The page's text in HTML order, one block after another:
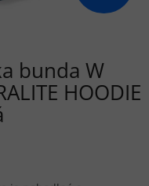
bunda W
HOODIE